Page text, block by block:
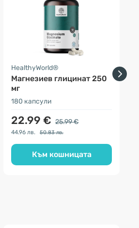
HealthyWorld®
Магнезиев глицинат 250
мг
180 капсули
22.99 € 25.99 €
44.96 лв. 50.83 лв.
Към кошницата